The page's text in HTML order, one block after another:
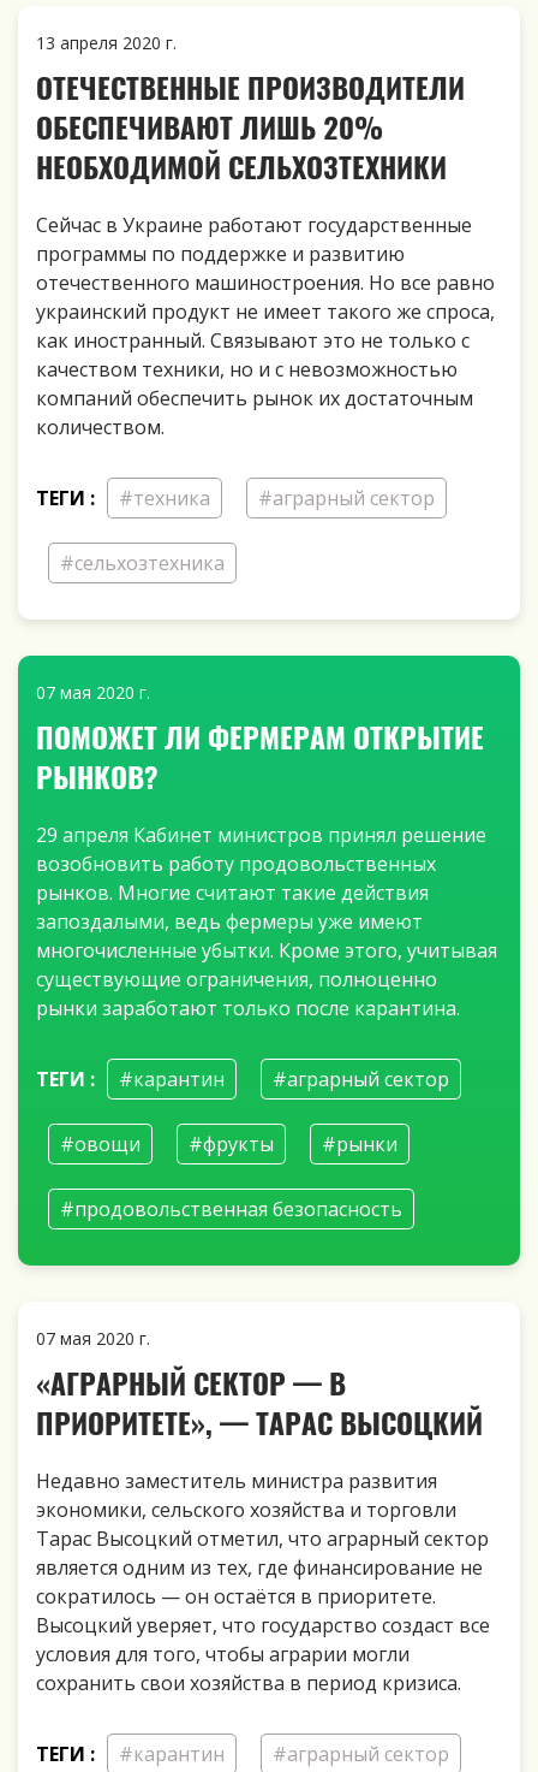
13 апреля 2020 г.
ОТЕЧЕСТВЕННЫЕ ПРОИЗВОДИТЕЛИ
ОБЕСПЕЧИВАЮТ ЛИШЬ 20%
НЕОБХОДИМОЙ СЕЛЬХОЗТЕХНИКИ
Сейчас в Украине работают государственные
программы по поддержке и развитию
отечественного машиностроения. Но все равно
украинский продукт не имеет такого же спроса,
как иностранный. Связывают это не только с
качеством техники, но и с невозможностью
компаний обеспечить рынок их достаточным
количеством.
ТЕГИ : #техника #аграрный сектор
#сельхозтехника
07 мая 2020 г.
ПОМОЖЕТ ЛИ ФЕРМЕРАМ ОТКРЫТИЕ
РЫНКОВ?
29 апреля Кабинет министров принял решение
возобновить работу продовольственных
рынков. Многие считают такие действия
запоздалыми, ведь фермеры уже имеют
многочисленные убытки. Кроме этого, учитывая
существующие ограничения, полноценно
рынки заработают только после карантина.
ТЕГИ : #карантин #аграрный сектор
#овощи #фрукты #рынки
#продовольственная безопасность
07 мая 2020 г.
«АГРАРНЫЙ СЕКТОР — В
ПРИОРИТЕТЕ», — ТАРАС ВЫСОЦКИЙ
Недавно заместитель министра развития
экономики, сельского хозяйства и торговли
Тарас Высоцкий отметил, что аграрный сектор
является одним из тех, где финансирование не
сократилось — он остаётся в приоритете.
Высоцкий уверяет, что государство создаст все
условия для того, чтобы аграрии могли
сохранить свои хозяйства в период кризиса.
ТЕГИ : #карантин #аграрный сектор